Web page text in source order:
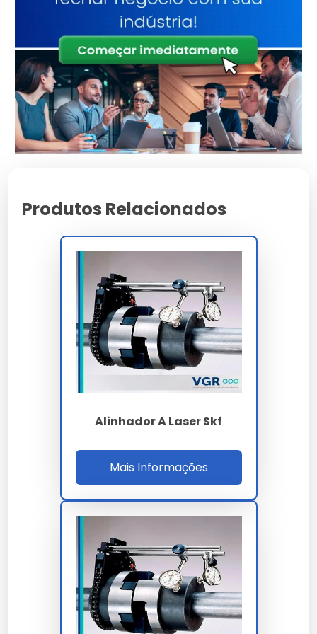
Tecnologia
focada em
Resistência
Alta tolerância a
impactos e variações
Manuseio
Ergonomia pensada
na facilidade
operacional
Suporte
Consultoria
Especializada
Máxima proteção contra agentes externos e desgaste
Suporte comercial direto para demandas em escala
Design moderno que facilita a inspeção e limpeza
Economia gerada pela alta vida útil do componente
Qualidade validada pelos maiores especialistas do
Facilidade de instalação e integração em sistemas
A definição de valores paraalinhador a laser preço
sua necessidade. Trabalhamos com propostas
personalizadas para garantir o melhor custo-benefício
Onde Comprar Alinhador A Laser
Para garantir a procedência e qualidade técnica,
Produtos Relacionados
Alinhador A Laser Skf
Mais Informações